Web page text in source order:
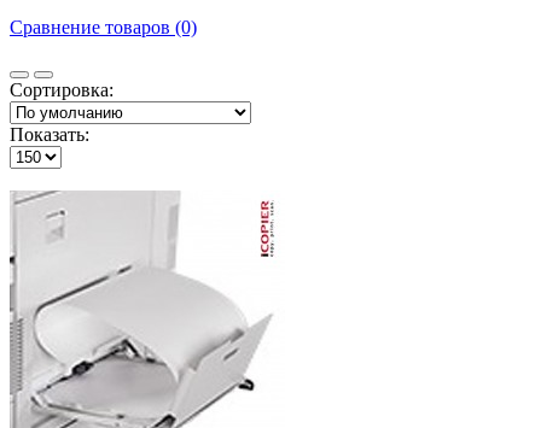
Сравнение товаров (0)
Сортировка:
Показать: